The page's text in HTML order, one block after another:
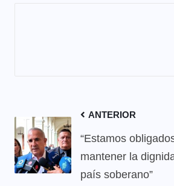
ANTERIOR
“Estamos
mantener la
país soberano”